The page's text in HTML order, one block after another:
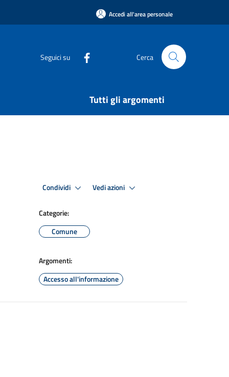
Accedi all'area personale
Seguici su Cerca
Tutti gli argomenti
Condividi Vedi azioni
Categorie:
Comune
Argomenti:
Accesso all'informazione